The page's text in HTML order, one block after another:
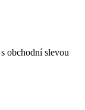
obchodní slevou